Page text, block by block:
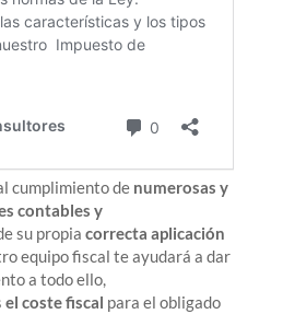
cumplimiento de numerosas y
contables y
su propia correcta aplicación
equipo fiscal te ayudará a dar
a todo ello,
el coste fiscal para el obligado